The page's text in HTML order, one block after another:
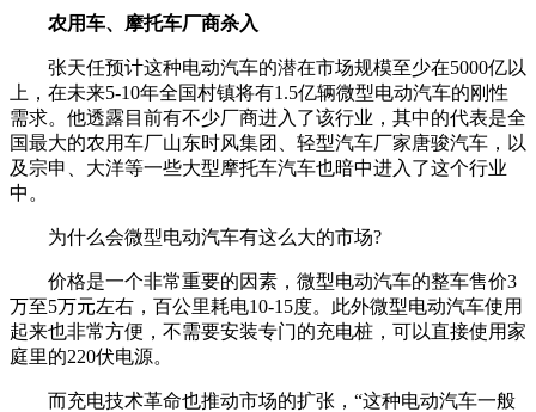
农用车、摩托车厂商杀入
张天任预计这种电动汽车的潜在市场规模至少在5000亿以
上，在未来5-10年全国村镇将有1.5亿辆微型电动汽车的刚性
需求。他透露目前有不少厂商进入了该行业，其中的代表是全
国最大的农用车厂山东时风集团、轻型汽车厂家唐骏汽车，以
及宗申、大洋等一些大型摩托车汽车也暗中进入了这个行业
中。
为什么会微型电动汽车有这么大的市场?
价格是一个非常重要的因素，微型电动汽车的整车售价3
万至5万元左右，百公里耗电10-15度。此外微型电动汽车使用
起来也非常方便，不需要安装专门的充电桩，可以直接使用家
庭里的220伏电源。
而充电技术革命也推动市场的扩张，“这种电动汽车一般